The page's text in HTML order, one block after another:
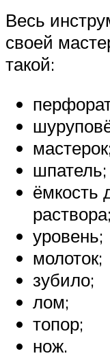
Весь
своей
такой:
шпатель;
ёмкость
раствора;
уровень;
молоток;
зубило;
лом;
топор;
нож.